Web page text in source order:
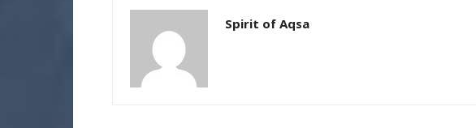
Spirit of Aqsa